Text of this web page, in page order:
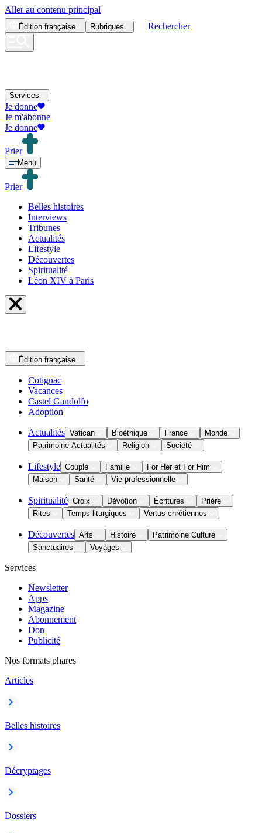
Aller au contenu principal
Édition française Rubriques Rechercher
Services
Je donne
Je m'abonne
Je donne
Prier
Menu
Prier
Belles histoires
Interviews
Tribunes
Actualités
Lifestyle
Découvertes
Spiritualité
Léon XIV à Paris
Édition française
Cotignac
Vacances
Castel Gandolfo
Adoption
Actualités Vatican Bioéthique France
Monde
Patrimoine Actualités
Religion Société
Lifestyle Couple Famille
For Her et For Him
Maison
Santé Vie professionnelle
Spiritualité Croix Dévotion Écritures
Prière
Rites
Temps liturgiques Vertus chrétiennes
Découvertes Arts Histoire
Patrimoine Culture
Sanctuaires
Voyages
Services
Newsletter
Apps
Magazine
Abonnement
Don
Publicité
Nos formats phares
Articles
Belles histoires
Décryptages
Dossiers